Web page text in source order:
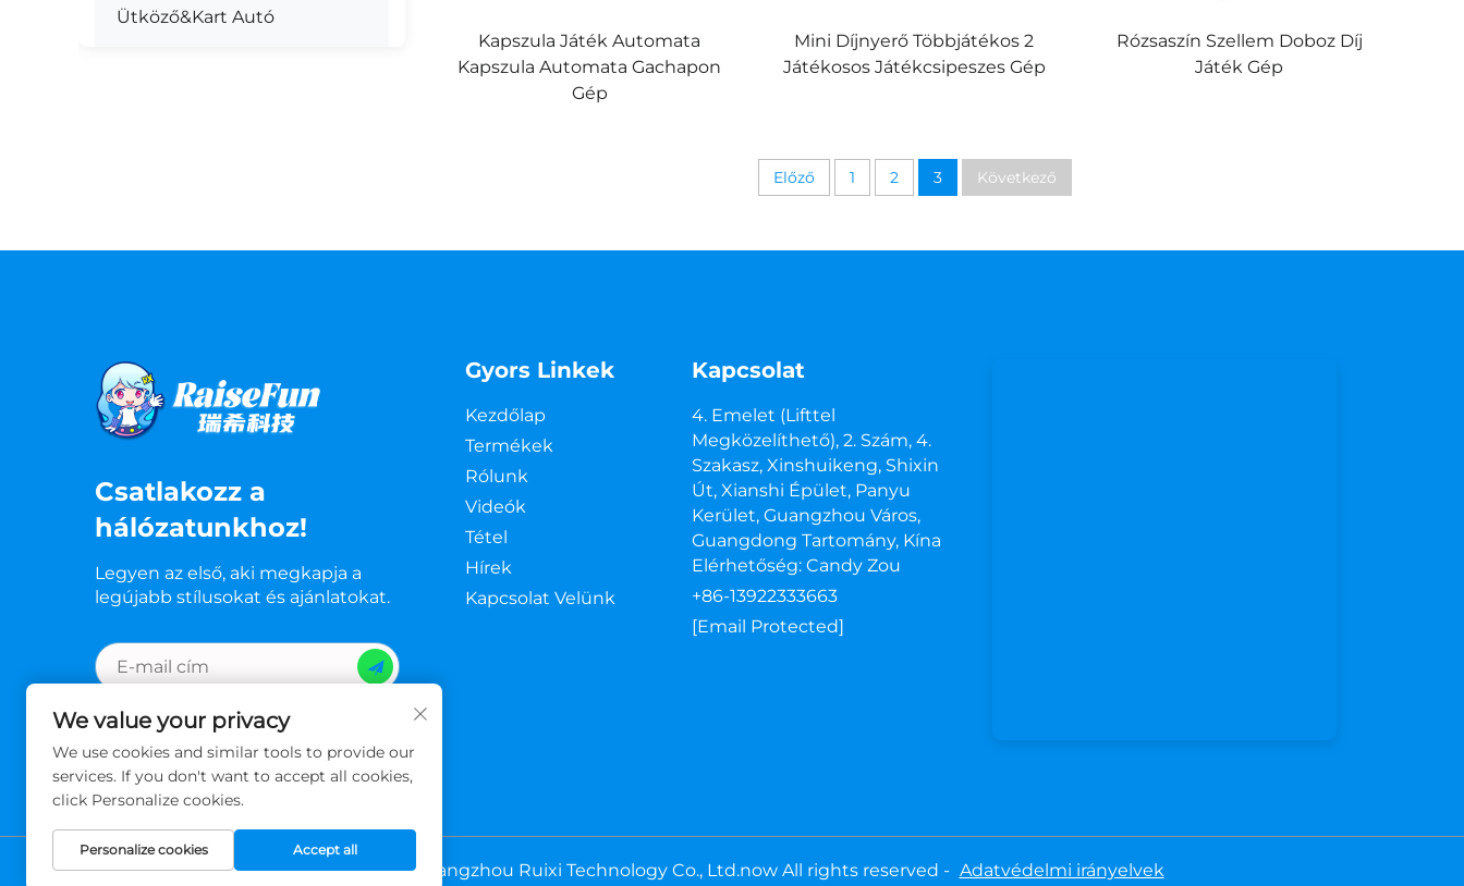
Ütköző&Kart Autó
Kapszula Játék Automata
Kapszula Automata Gachapon
Gép
Mini Díjnyerő Többjátékos 2
Játékosos Játékcsipeszes Gép
Rózsaszín Szellem Doboz Díj
Játék Gép
Előző 1 2 3 Következő
Csatlakozz a
hálózatunkhoz!
Legyen az első, aki megkapja a
legújabb stílusokat és ajánlatokat.
Gyors Linkek
Kezdőlap
Termékek
Rólunk
Videók
Tétel
Hírek
Kapcsolat Velünk
Kapcsolat
4. Emelet (lifttel
Megközelíthető), 2. Szám, 4.
Szakasz, Xinshuikeng, Shixin
Út, Xianshi Épület, Panyu
Kerület, Guangzhou Város,
Guangdong Tartomány, Kína
Elérhetőség: Candy Zou
+86-13922333663
[email Protected]
Copyright © Guangzhou Ruixi Technology Co., Ltd.now All rights reserved - Adatvédelmi irányelvek
We value your privacy
We use cookies and similar tools to provide our
services. If you don't want to accept all cookies,
click Personalize cookies.
Personalize cookies Accept all